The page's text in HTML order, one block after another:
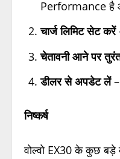
Performance है
चार्ज लिमिट सेट करें
चेतावनी आने पर तुरंत
डीलर से अपडेट लें–
निष्कर्ष
वोल्वो EX30 के कुछ